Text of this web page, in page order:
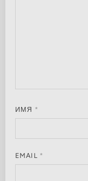
ИМЯ *
EMAIL *